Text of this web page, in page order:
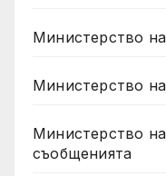
Министерство
Министерство
Министерство
съобщенията